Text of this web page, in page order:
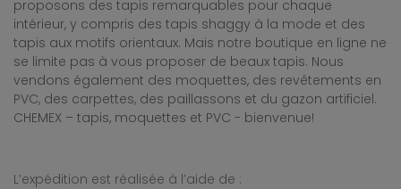
proposons des tapis remarquables pour chaque
intérieur, y compris des tapis shaggy à la mode et des
tapis aux motifs orientaux. Mais notre boutique en ligne ne
se limite pas à vous proposer de beaux tapis. Nous
vendons également des moquettes, des revêtements en
PVC, des carpettes, des paillassons et du gazon artificiel.
CHEMEX – tapis, moquettes et PVC - bienvenue!
L’expédition est réalisée à l’aide de :